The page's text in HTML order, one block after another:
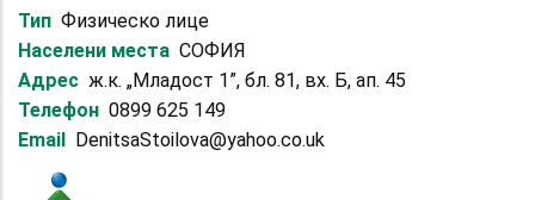
Тип Физическо лице
Населени места СОФИЯ
Адрес ж.к. „Младост 1”, бл. 81, вх. Б, ап. 45
Телефон 0899 625 149
Email
DenitsaStoilova@yahoo.co.uk